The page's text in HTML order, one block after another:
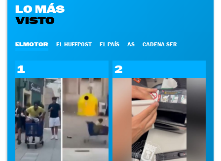
LO MÁS
VISTO
ELMOTOR EL HUFFPOST EL PAÍS AS CADENA SER
1 2